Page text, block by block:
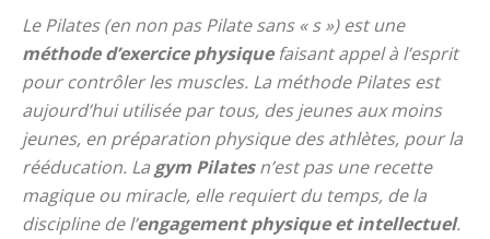
Le Pilates (en non pas Pilate sans « s ») est une
méthode d’exercice physiquefaisant appel à l’esprit
pour contrôler les muscles. La méthode Pilates est
aujourd’hui utilisée par tous, des jeunes aux moins
jeunes, en préparation physique des athlètes, pour la
rééducation. La gym Pilatesn’est pas une recette
magique ou miracle, elle requiert du temps, de la
discipline de l’engagement physique et intellectuel.